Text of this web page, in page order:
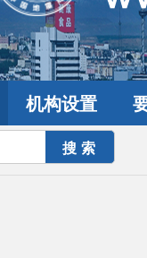
机构设置
地震科普视频